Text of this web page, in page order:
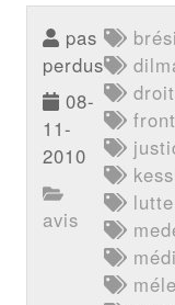
pas
perdus
08-
11-
2010
avis